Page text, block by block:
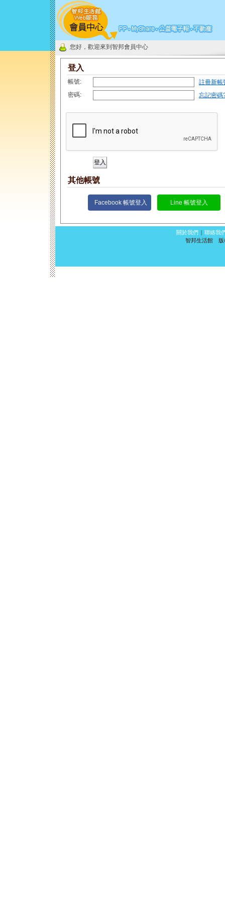
您好，歡迎來到智邦會員中心
登入
帳號:
註冊新帳
密碼:
忘記密碼
其他帳號
Facebook 帳號登入 Line 帳號登入
關於我們 | 聯絡我
智邦生活館 版